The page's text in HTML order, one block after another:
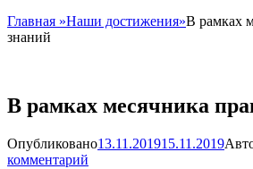
Главная »Наши достижения»В рамках
знаний
В рамках месячника
Опубликовано13.11.201915.11.2019
комментарий